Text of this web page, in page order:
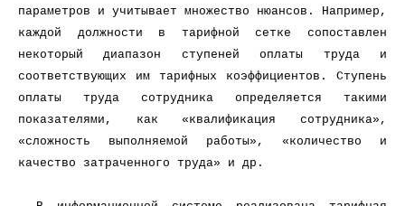
параметров и учитывает множество нюансов. Например,
каждой должности в тарифной сетке сопоставлен
некоторый диапазон ступеней оплаты труда и
соответствующих им тарифных коэффициентов. Ступень
оплаты труда сотрудника определяется такими
показателями, как «квалификация сотрудника»,
«сложность выполняемой работы», «количество и
качество затраченного труда» и др.